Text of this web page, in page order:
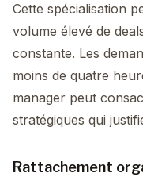
Cette spécialisation
volume élevé de
constante. Les
moins de quatre
manager peut
stratégiques qui
Rattachement